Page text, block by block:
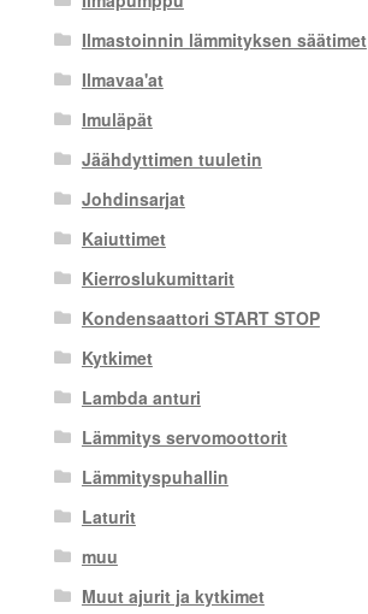
Ilmastoinnin lämmityksen säätimet
Ilmavaa'at
Imuläpät
Jäähdyttimen tuuletin
Johdinsarjat
Kaiuttimet
Kierroslukumittarit
Kondensaattori START STOP
Kytkimet
Lambda anturi
Lämmitys servomoottorit
Lämmityspuhallin
Laturit
muu
Muut ajurit ja kytkimet